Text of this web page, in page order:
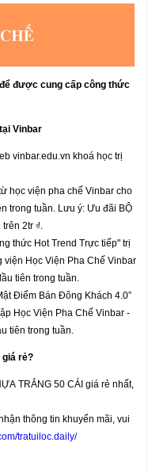
được cung cấp công thức
Vinbar
vinbar.edu.vn khoá học trị
học viện pha chế Vinbar cho
trong tuần. Lưu ý: Ưu đãi BỘ
2tr ₫.
thức Hot Trend Trực tiếp" trị
viện Học Viện Pha Chế Vinbar
tiên trong tuần.
Điểm Bán Đông Khách 4.0”
Học Viện Pha Chế Vinbar -
tiên trong tuần.
giá rẻ?
TRẮNG 50 CÁI giá rẻ nhất,
thông tin khuyến mãi, vui
tratuiloc.daily/